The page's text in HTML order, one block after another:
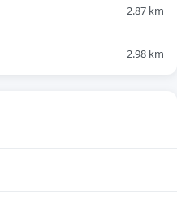
2.87 km
2.98 km